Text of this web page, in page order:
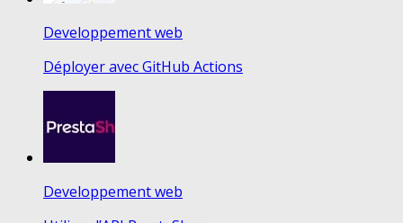
Developpement web
Déployer avec GitHub Actions
Developpement web